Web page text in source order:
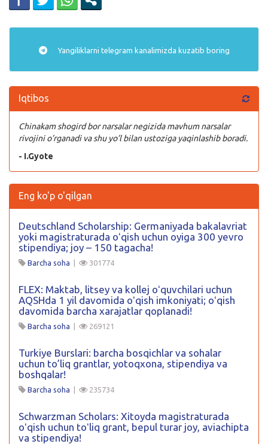
Yangiliklarni telegram kanalimizda kuzatib boring
Iqtibos
Chinakam shogird bor narsalar negizida mavhum narsalar
rivojini o’rganadi va shu yo’l bilan ustoziga yaqinlashib boradi.
- I.Gyote
Eng ko'p o'qilgan
Deutschland Scholarship: Germaniyada bakalavriat
yoki magistraturada oʻqish uchun oyiga 300 yevro
stipendiya; joy – 150 tagacha!
Barcha soha | 301774
FLEX: Maktab, litsey va kollej oʻquvchilari uchun
AQSHda 1 yil davomida oʻqish imkoniyati; oʻqish
davomida barcha xarajatlar qoplanadi!
Barcha soha | 269121
Turkiye Burslari: barcha bosqichlar va sohalar
uchun to’liq grantlar, yotoqxona, stipendiya va
boshqalar!
Barcha soha | 235734
Schwarzman Scholars: Xitoyda magistraturada
oʻqish uchun toʻliq grant, bepul turar joy, aviachipta
va stipendiya!